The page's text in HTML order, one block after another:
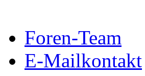
Foren-Team
E-Mailkontakt